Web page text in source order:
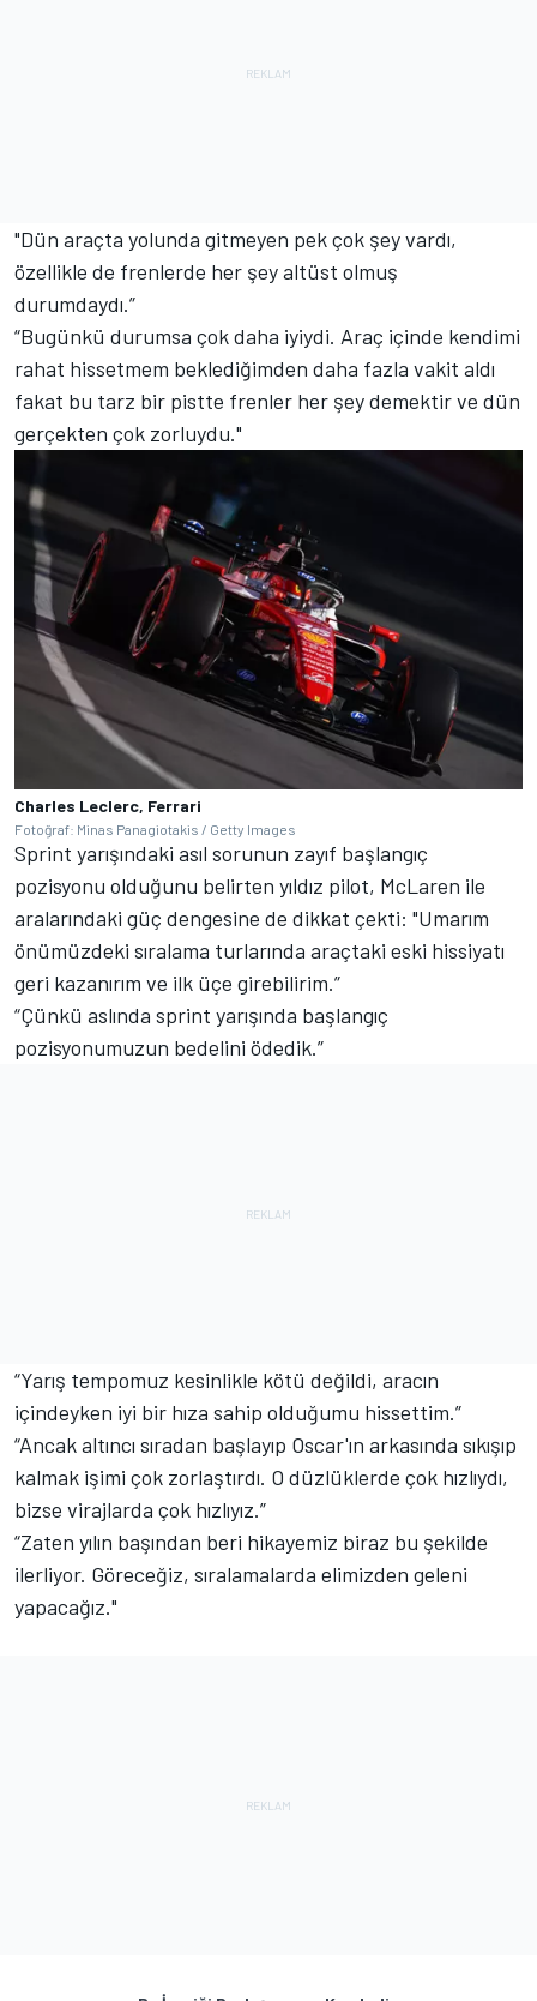
"Dün araçta yolunda gitmeyen pek çok şey vardı,
özellikle de frenlerde her şey altüst olmuş
durumdaydı.”
“Bugünkü durumsa çok daha iyiydi. Araç içinde kendimi
rahat hissetmem beklediğimden daha fazla vakit aldı
fakat bu tarz bir pistte frenler her şey demektir ve dün
gerçekten çok zorluydu."
Charles Leclerc, Ferrari
Fotoğraf: Minas Panagiotakis / Getty Images
Sprint yarışındaki asıl sorunun zayıf başlangıç
pozisyonu olduğunu belirten yıldız pilot, McLaren ile
aralarındaki güç dengesine de dikkat çekti: "Umarım
önümüzdeki sıralama turlarında araçtaki eski hissiyatı
geri kazanırım ve ilk üçe girebilirim.”
“Çünkü aslında sprint yarışında başlangıç
pozisyonumuzun bedelini ödedik.”
“Yarış tempomuz kesinlikle kötü değildi, aracın
içindeyken iyi bir hıza sahip olduğumu hissettim.”
“Ancak altıncı sıradan başlayıp Oscar'ın arkasında sıkışıp
kalmak işimi çok zorlaştırdı. O düzlüklerde çok hızlıydı,
bizse virajlarda çok hızlıyız.”
“Zaten yılın başından beri hikayemiz biraz bu şekilde
ilerliyor. Göreceğiz, sıralamalarda elimizden geleni
yapacağız."